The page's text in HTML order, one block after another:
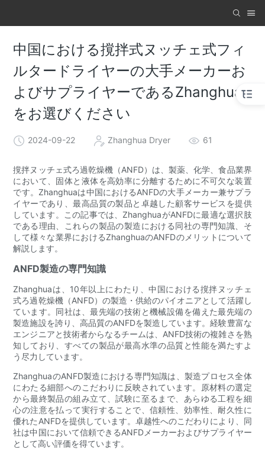
中国における撹拌式ヌッチェ式フィ
ルタードライヤーの大手メーカーお
よびサプライヤーであるZhanghua
をお選びください
2024-09-22 Zhanghua Dryer 61
撹拌ヌッチェ式ろ過乾燥機（ANFD）は、製薬、化学、食品業界
において、固体と液体を高効率に分離するために不可欠な装置
です。Zhanghuaは中国におけるANFDの大手メーカー兼サプラ
イヤーであり、最高品質の製品と卓越した顧客サービスを提供
しています。この記事では、ZhanghuaがANFDに最適な選択肢
である理由、これらの製品の製造における同社の専門知識、そ
して様々な業界におけるZhanghuaのANFDのメリットについて
解説します。
ANFD製造の専門知識
Zhanghuaは、10年以上にわたり、中国における撹拌ヌッチェ
式ろ過乾燥機（ANFD）の製造・供給のパイオニアとして活躍し
ています。同社は、最先端の技術と機械設備を備えた最先端の
製造施設を誇り、高品質のANFDを製造しています。経験豊富な
エンジニアと技術者からなるチームは、ANFD技術の複雑さを熟
知しており、すべての製品が最高水準の品質と性能を満たすよ
う尽力して​​います。
ZhanghuaのANFD製造における専門知識は、製造プロセス全体
にわたる細部へのこだわりに反映されています。原材料の選定
から最終製品の組み立て、試験に至るまで、あらゆる工程を細
心の注意を払って実行することで、信頼性、効率性、耐久性に
優れたANFDを提供しています。卓越性へのこだわりにより、同
社は中国において信頼できるANFDメーカーおよびサプライヤー
として高い評価を得ています。